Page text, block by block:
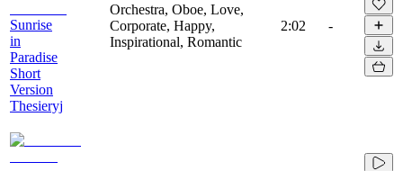
Sunrise
in
Paradise
Short
Version
Thesieryj
Orchestra, Oboe, Love,
Corporate, Happy,
Inspirational, Romantic
2:02 -